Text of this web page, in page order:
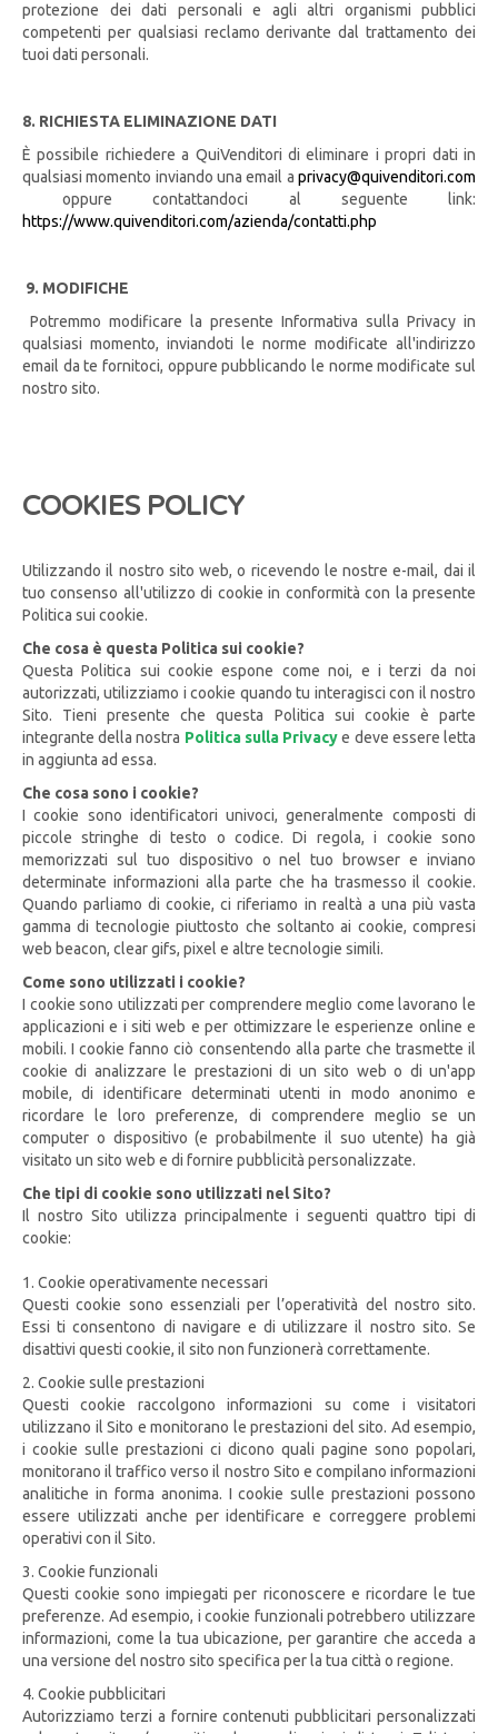
protezione dei dati personali e agli altri organismi pubblici
competenti per qualsiasi reclamo derivante dal trattamento dei
tuoi dati personali.
8. RICHIESTA ELIMINAZIONE DATI
È possibile richiedere a QuiVenditori di eliminare i propri dati in
qualsiasi momento inviando una email a privacy@quivenditori.com
oppure contattandoci al seguente link:
https://www.quivenditori.com/azienda/contatti.php
9. MODIFICHE
Potremmo modificare la presente Informativa sulla Privacy in
qualsiasi momento, inviandoti le norme modificate all'indirizzo
email da te fornitoci, oppure pubblicando le norme modificate sul
nostro sito.
COOKIES POLICY
Utilizzando il nostro sito web, o ricevendo le nostre e-mail, dai il
tuo consenso all'utilizzo di cookie in conformità con la presente
Politica sui cookie.
Che cosa è questa Politica sui cookie?
Questa Politica sui cookie espone come noi, e i terzi da noi
autorizzati, utilizziamo i cookie quando tu interagisci con il nostro
Sito. Tieni presente che questa Politica sui cookie è parte
integrante della nostra Politica sulla Privacye deve essere letta
in aggiunta ad essa.
Che cosa sono i cookie?
I cookie sono identificatori univoci, generalmente composti di
piccole stringhe di testo o codice. Di regola, i cookie sono
memorizzati sul tuo dispositivo o nel tuo browser e inviano
determinate informazioni alla parte che ha trasmesso il cookie.
Quando parliamo di cookie, ci riferiamo in realtà a una più vasta
gamma di tecnologie piuttosto che soltanto ai cookie, compresi
web beacon, clear gifs, pixel e altre tecnologie simili.
Come sono utilizzati i cookie?
I cookie sono utilizzati per comprendere meglio come lavorano le
applicazioni e i siti web e per ottimizzare le esperienze online e
mobili. I cookie fanno ciò consentendo alla parte che trasmette il
cookie di analizzare le prestazioni di un sito web o di un'app
mobile, di identificare determinati utenti in modo anonimo e
ricordare le loro preferenze, di comprendere meglio se un
computer o dispositivo (e probabilmente il suo utente) ha già
visitato un sito web e di fornire pubblicità personalizzate.
Che tipi di cookie sono utilizzati nel Sito?
Il nostro Sito utilizza principalmente i seguenti quattro tipi di
cookie:
1. Cookie operativamente necessari
Questi cookie sono essenziali per l’operatività del nostro sito.
Essi ti consentono di navigare e di utilizzare il nostro sito. Se
disattivi questi cookie, il sito non funzionerà correttamente.
2. Cookie sulle prestazioni
Questi cookie raccolgono informazioni su come i visitatori
utilizzano il Sito e monitorano le prestazioni del sito. Ad esempio,
i cookie sulle prestazioni ci dicono quali pagine sono popolari,
monitorano il traffico verso il nostro Sito e compilano informazioni
analitiche in forma anonima. I cookie sulle prestazioni possono
essere utilizzati anche per identificare e correggere problemi
operativi con il Sito.
3. Cookie funzionali
Questi cookie sono impiegati per riconoscere e ricordare le tue
preferenze. Ad esempio, i cookie funzionali potrebbero utilizzare
informazioni, come la tua ubicazione, per garantire che acceda a
una versione del nostro sito specifica per la tua città o regione.
4. Cookie pubblicitari
Autorizziamo terzi a fornire contenuti pubblicitari personalizzati